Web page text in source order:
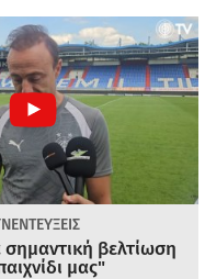
σημαντική βελτίωση
μας"